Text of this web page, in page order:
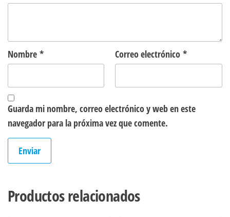
Nombre * Correo electrónico *
Guarda mi nombre, correo electrónico y web en este
navegador para la próxima vez que comente.
Productos relacionados